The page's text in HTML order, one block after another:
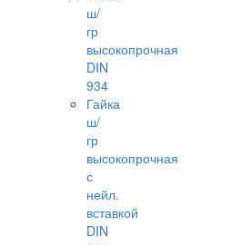
ш/
гр
высокопрочная
DIN
934
Гайка
ш/
гр
высокопрочная
с
нейл.
вставкой
DIN